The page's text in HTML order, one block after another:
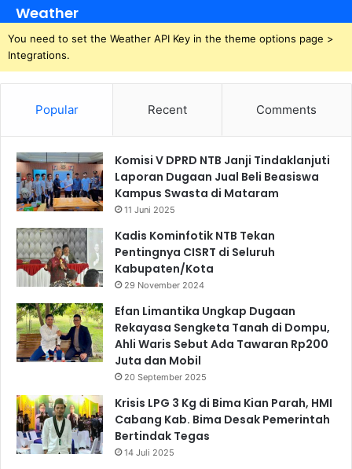
Weather
You need to set the Weather API Key in the theme options page >
Integrations.
Popular Recent Comments
Komisi V DPRD NTB Janji Tindaklanjuti
Laporan Dugaan Jual Beli Beasiswa
Kampus Swasta di Mataram
11 Juni 2025
Kadis Kominfotik NTB Tekan
Pentingnya CISRT di Seluruh
Kabupaten/Kota
29 November 2024
Efan Limantika Ungkap Dugaan
Rekayasa Sengketa Tanah di Dompu,
Ahli Waris Sebut Ada Tawaran Rp200
Juta dan Mobil
20 September 2025
Krisis LPG 3 Kg di Bima Kian Parah, HMI
Cabang Kab. Bima Desak Pemerintah
Bertindak Tegas
14 Juli 2025